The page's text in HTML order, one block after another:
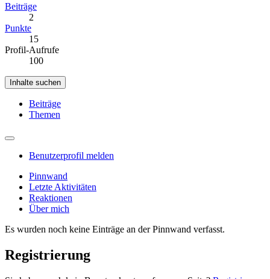
Beiträge
2
Punkte
15
Profil-Aufrufe
100
Inhalte suchen
Beiträge
Themen
Benutzerprofil melden
Pinnwand
Letzte Aktivitäten
Reaktionen
Über mich
Es wurden noch keine Einträge an der Pinnwand verfasst.
Registrierung